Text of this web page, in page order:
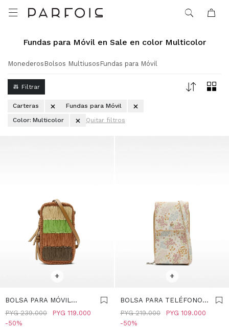

Fundas para Móvil en Sale en color Multicolor
Monederos Bolsos Multiusos Fundas para Móvil
Carteras
Fundas para Móvil
Color: Multicolor Quitar filtros
+
BOLSA PARA MÓVIL
MULTICOLOR EFECTO
RAFIA - MULTICOLOR
PYG 119.000
PYG 239.000
50
+
BOLSA PARA TELÉFONO
ESTAMPADO FLORAL -
MULTICOLOR
PYG 109.000
PYG 219.000
50